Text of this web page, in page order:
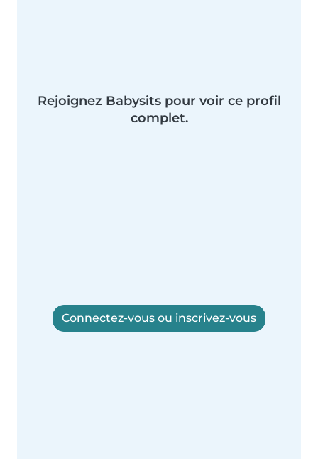
Rejoignez Babysits pour voir ce profil
complet.
Connectez-vous ou inscrivez-vous